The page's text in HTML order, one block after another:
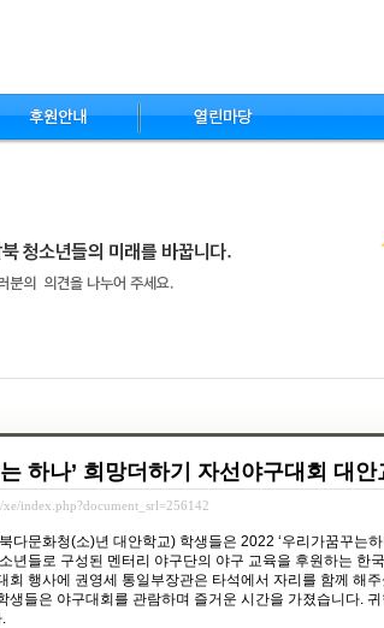
하나’ 희망더하기 자선야구대회 대
index.php?document_srl=256142
다문화청(소)년 대안학교) 학생들은 2022 ‘우리가꿈꾸는
년들로 구성된 멘터리 야구단의 야구 교육을 후원하는 한
회 행사에 권영세 통일부장관은 타석에서 자리를 함께 해
생들은 야구대회를 관람하며 즐거운 시간을 가졌습니다.